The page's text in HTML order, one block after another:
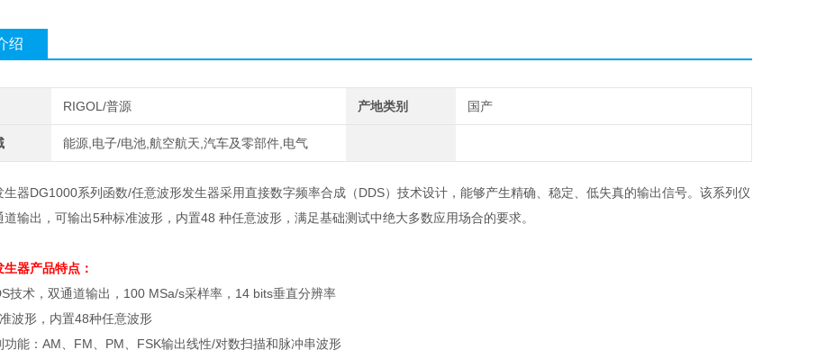
绍
RIGOL/普源 产地类别 国产
能源,电子/电池,航空航天,汽车及零部件,电气
生器DG1000系列函数/任意波形发生器采用直接数字频率合成（DDS）技术设计，能够产生精确、稳定、低失真的输出信号。该系列仪
道输出，可输出5种标准波形，内置48 种任意波形，满足基础测试中绝大多数应用场合的要求。
生器产品特点：
技术，双通道输出， 100 MSa/s采样率， 14 bits垂直分辨率
波形，内置48种任意波形
能： AM FM PM FSK输出线性/对数扫描和脉冲串波形